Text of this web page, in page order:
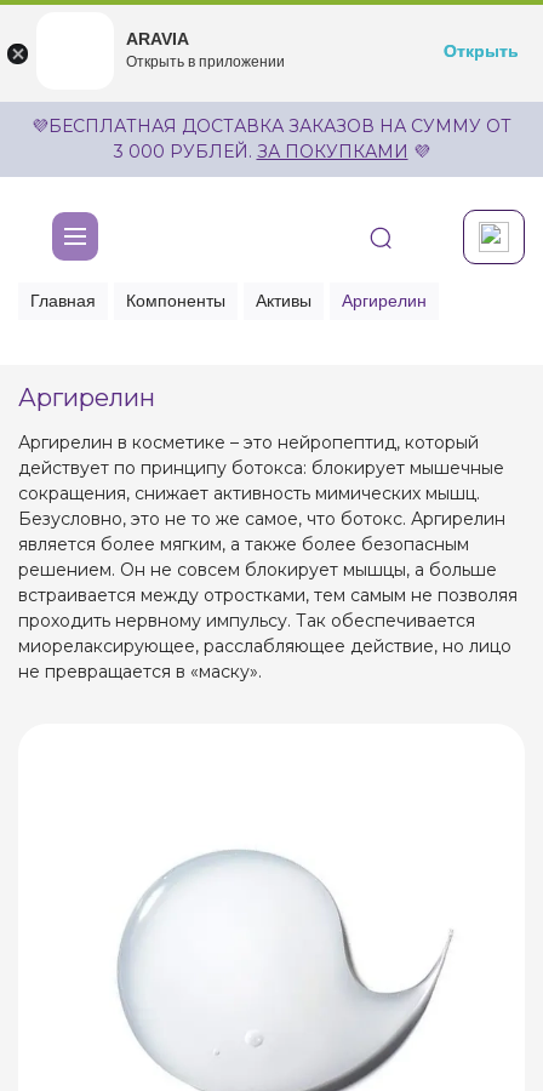
undefined
Бесплатноru.aravia.new
Открыть
💜БЕСПЛАТНАЯ ДОСТАВКА ЗАКАЗОВ НА СУММУ ОТ
3 000 РУБЛЕЙ. ЗА ПОКУПКАМИ 💜
Главная Компоненты Активы Аргирелин
Аргирелин
Аргирелин в косметике – это нейропептид, который
действует по принципу ботокса: блокирует мышечные
сокращения, снижает активность мимических мышц.
Безусловно, это не то же самое, что ботокс. Аргирелин
является более мягким, а также более безопасным
решением. Он не совсем блокирует мышцы, а больше
встраивается между отростками, тем самым не позволяя
проходить нервному импульсу. Так обеспечивается
миорелаксирующее, расслабляющее действие, но лицо
не превращается в «маску».
ARAVIA
Открыть в приложении
Открыть